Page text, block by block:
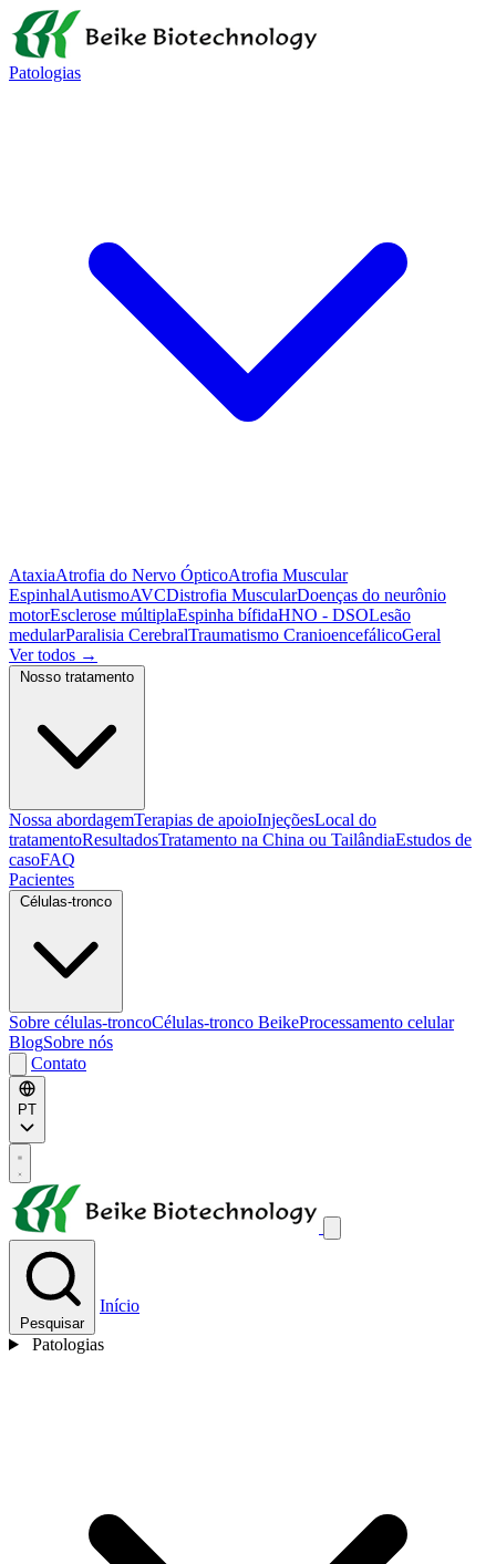
Patologias
AtaxiaAtrofia do Nervo ÓpticoAtrofia Muscular
EspinhalAutismoAVCDistrofia MuscularDoenças do neurônio
motorEsclerose múltiplaEspinha bífidaHNO - DSOLesão
medularParalisia CerebralTraumatismo CranioencefálicoGeral
Ver todos →
Nossa abordagemTerapias de apoioInjeçõesLocal do
tratamentoResultadosTratamento na China ou TailândiaEstudos de
casoFAQ
Pacientes
Sobre células-troncoCélulas-tronco BeikeProcessamento celular
BlogSobre nós
Contato
PT
Pesquisar
Início
Patologias